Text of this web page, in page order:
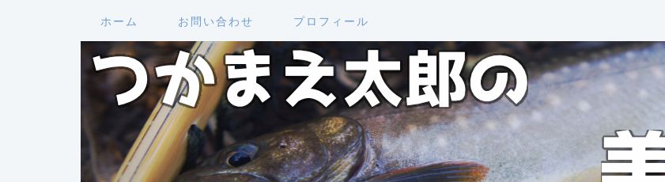
ホーム お問い合わせ プロフィール